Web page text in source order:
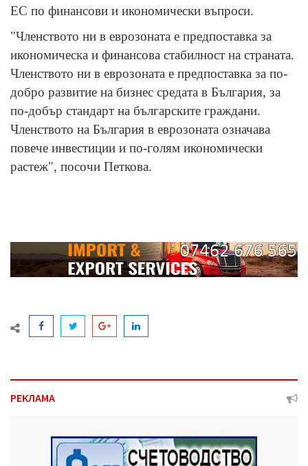
ЕС по финансови и икономически въпроси.
"Членството ни в еврозоната е предпоставка за
икономическа и финансова стабилност на страната.
Членството ни в еврозоната е предпоставка за по-
добро развитие на бизнес средата в България, за
по-добър стандарт на българските граждани.
Членството на България в еврозоната означава
повече инвестиции и по-голям икономически
растеж", посочи Петкова.
РЕКЛАМА